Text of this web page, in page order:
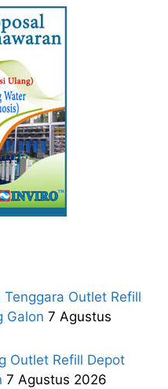
Outlet Refill
Galon 7 Agustus
Outlet Refill Depot
7 Agustus 2026